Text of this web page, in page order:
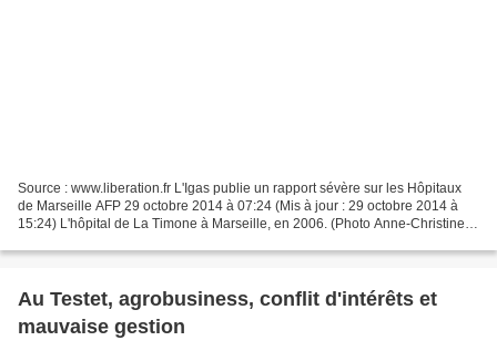
Source : www.liberation.fr L'Igas publie un rapport sévère sur les Hôpitaux
de Marseille AFP 29 octobre 2014 à 07:24 (Mis à jour : 29 octobre 2014 à
15:24) L'hôpital de La Timone à Marseille, en 2006. (Photo Anne-Christine
Au Testet, agrobusiness, conflit d'intérêts et
mauvaise gestion